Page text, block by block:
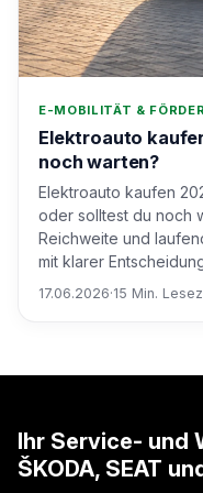
E-MOBILITÄT &
Elektroauto
noch warten?
Elektroauto kaufen
oder solltest du noch
Reichweite und
mit klarer
17.06.2026·15 Min.
Ihr Service- und
ŠKODA, SEAT